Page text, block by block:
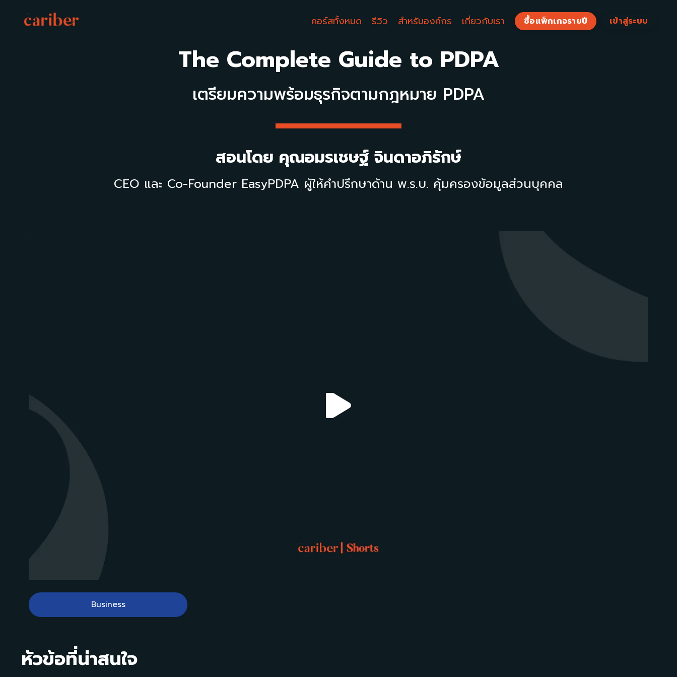
คอร์สทั้งหมด รีวิว สำหรับองค์กร เกี่ยวกับเรา ซื้อแพ็กเกจรายปี เข้าสู่ระบบ
The Complete Guide to PDPA
เตรียมความพร้อมธุรกิจตามกฎหมาย PDPA
สอนโดย คุณอมรเชษฐ์ จินดาอภิรักษ์
CEO และ Co-Founder EasyPDPA ผู้ให้คำปรึกษาด้าน พ.ร.บ. คุ้มครองข้อมูลส่วนบุคคล
Business
หัวข้อที่น่าสนใจ